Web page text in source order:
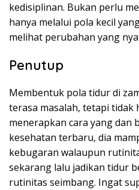
kedisiplinan. Bukan perlu
hanya melalui pola kecil
melihat perubahan yang
Penutup
Membentuk pola tidur di
terasa masalah, tetapi tidak
menerapkan cara yang dan
kesehatan terbaru, dia
kebugaran walaupun
sekarang lalu jadikan tidur
rutinitas seimbang. Ingat